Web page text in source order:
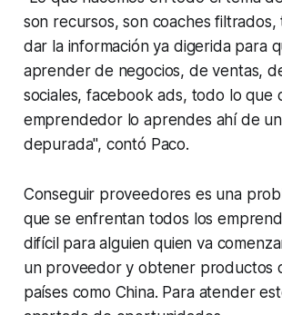
son recursos, son coaches filtrados,
dar la información ya digerida para
aprender de negocios, de ventas,
sociales, facebook ads, todo lo que
emprendedor lo aprendes ahí de
depurada", contó Paco.
Conseguir proveedores es una
que se enfrentan todos los
difícil para alguien quien va
un proveedor y obtener productos
países como China. Para atender